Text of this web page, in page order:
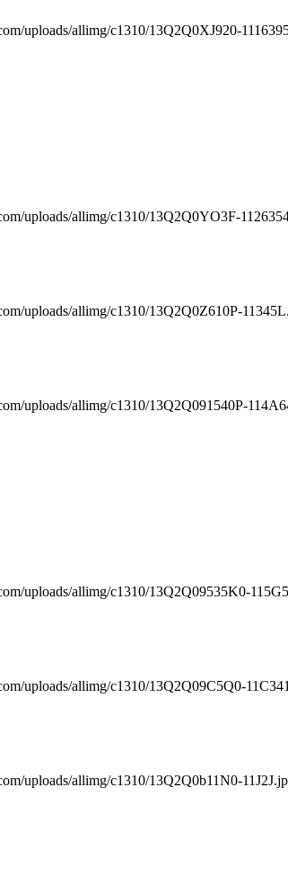
uploads/allimg/c1310/13Q2Q0XJ920-
uploads/allimg/c1310/13Q2Q0YO3F-
uploads/allimg/c1310/13Q2Q0Z610P-
uploads/allimg/c1310/13Q2Q091540P-
uploads/allimg/c1310/13Q2Q09535K0-
uploads/allimg/c1310/13Q2Q09C5Q0-
uploads/allimg/c1310/13Q2Q0b11N0-